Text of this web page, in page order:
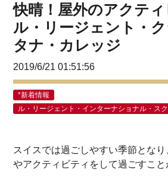
快晴！屋外のアクティ
ル・リージェント・
タナ・カレッジ
2019/6/21 01:51:56
*新着情報
ル・リージェント・インターナショナル・スク
スイスでは過ごしやすい季節とな
やアクティビティをして過ごすこと